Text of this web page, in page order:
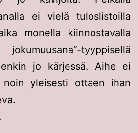
ei vielä tuloslistoilla
monella kiinnostavalla
tyyppisellä
jo kärjessä. Aihe ei
yleisesti ottaen ihan